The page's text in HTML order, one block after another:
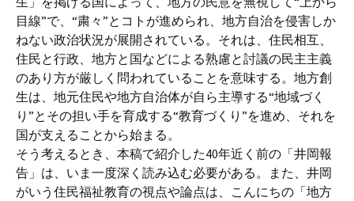
目線”で、“粛々”とコトが進められ、地方自治を侵害しか
ねない政治状況が展開されている。それは、住民相互、
住民と行政、地方と国などによる熟慮と討議の民主主義
のあり方が厳しく問われていることを意味する。地方創
生は、地元住民や地方自治体が自ら主導する“地域づく
り”とその担い手を育成する“教育づくり”を進め、それを
国が支えることから始まる。
そう考えるとき、本稿で紹介した40年近く前の「井岡報
告」は、いま一度深く読み込む必要がある。また、井岡
がいう住民福祉教育の視点や論点は、こんにちの「地方